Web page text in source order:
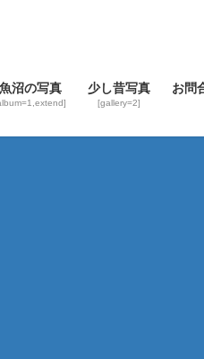
魚沼の写真 少し昔写真
[gallery=2]
お問